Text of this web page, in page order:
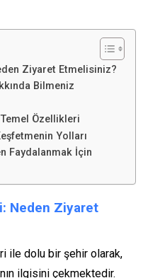
Ziyaret Etmelisiniz?
Bilmeniz
Özellikleri
Yolları
Faydalanmak İçin
Neden Ziyaret
ile dolu bir şehir olarak,
ilgisini çekmektedir.